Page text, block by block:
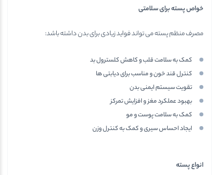
خواص پسته برای سلامتی
مصرف منظم پسته می تواند فواید زیادی برای بدن داشته باشد:
کمک به سلامت قلب و کاهش کلسترول بد
کنترل قند خون و مناسب برای دیابتی ها
تقویت سیستم ایمنی بدن
بهبود عملکرد مغز و افزایش تمرکز
کمک به سلامت پوست و مو
ایجاد احساس سیری و کمک به کنترل وزن
انواع پسته